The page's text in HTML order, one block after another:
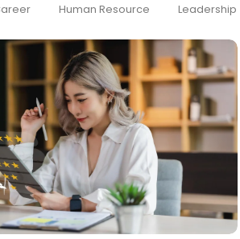
Human Resource Leadership